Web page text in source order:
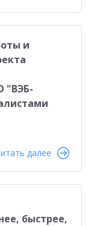
и
"ВЭБ-
далее
быстрее,